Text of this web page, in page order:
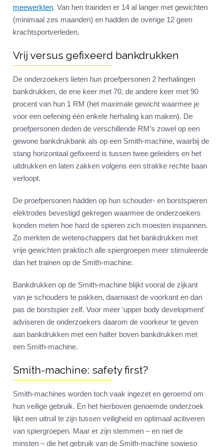
meewerkten. Van hen trainden er 14 al langer met gewichten
(minimaal zes maanden) en hadden de overige 12 geen
krachtsportverleden.
Vrij versus gefixeerd bankdrukken
De onderzoekers lieten hun proefpersonen 2 herhalingen
bankdrukken, de ene keer met 70, de andere keer met 90
procent van hun 1 RM (het maximale gewicht waarmee je
voor een oefening één enkele herhaling kan maken). De
proefpersonen deden de verschillende RM’s zowel op een
gewone bankdrukbank als op een Smith-machine, waarbij de
stang horizontaal gefixeerd is tussen twee geleiders en het
uitdrukken en laten zakken volgens een strakke rechte baan
verloopt.
De proefpersonen hadden op hun schouder- en borstspieren
elektrodes bevestigd gekregen waarmee de onderzoekers
konden meten hoe hard de spieren zich moesten inspannen.
Zo merkten de wetenschappers dat het bankdrukken met
vrije gewichten praktisch alle spiergroepen meer stimuleerde
dan het trainen op de Smith-machine.
Bankdrukken op de Smith-machine blijkt vooral de zijkant
van je schouders te pakken, daarnaast de voorkant en dan
pas de borstspier zelf. Voor meer ‘upper body development’
adviseren de onderzoekers daarom de voorkeur te geven
aan bankdrukken met een halter boven bankdrukken met
een Smith-machine.
Smith-machine: safety first?
Smith-machines worden toch vaak ingezet en geroemd om
hun veilige gebruik. En het hierboven genoemde onderzoek
lijkt een uitruil te zijn tussen veiligheid en optimaal acitiveren
van spiergroepen. Maar er zijn stemmen – en niet de
minsten – die het gebruik van de Smith-machine sowieso